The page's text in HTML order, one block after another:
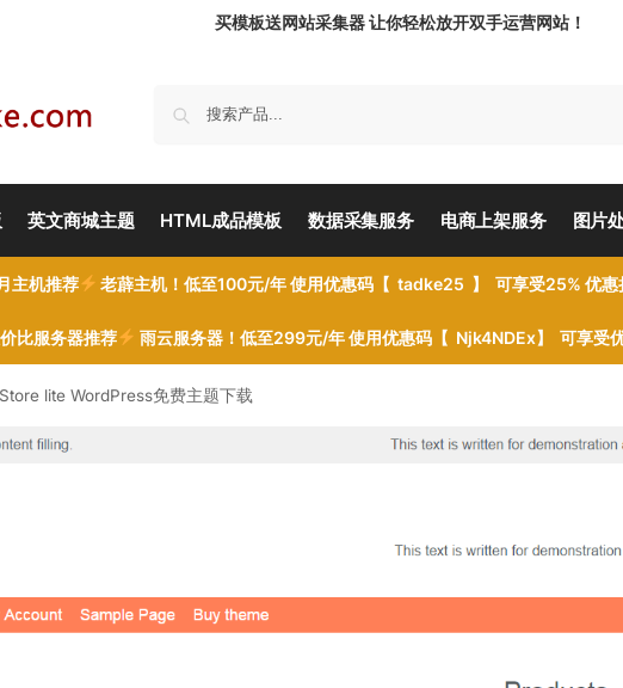
买模板送网站采集器 让你轻松放开双手运营网站！
英文商城主题 HTML成品模板 数据采集服务 电商上架服务 图片
主机推荐 老薜主机！低至100元/年 使用优惠码【 tadke25 】 可享受25% 优惠
比服务器推荐 雨云服务器！低至299元/年 使用优惠码【 Njk4NDEx】 可享受
lite WordPress免费主题下载